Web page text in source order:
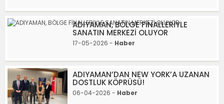
ADIYAMAN, BÖLGE FİNALLERİYLE
SANATIN MERKEZİ OLUYOR
17-05-2026 - Haber
ADIYAMAN’DAN NEW YORK’A UZANAN
DOSTLUK KÖPRÜSÜ!
06-04-2026 - Haber